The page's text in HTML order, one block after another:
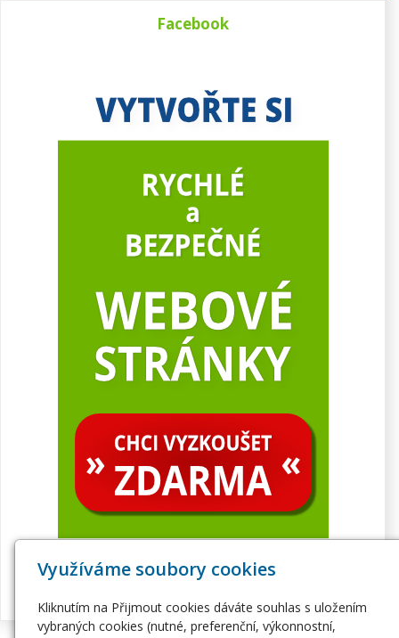
Facebook
Využíváme soubory cookies
Kliknutím na Přijmout cookies dáváte souhlas s uložením
vybraných cookies (nutné, preferenční, výkonnostní,